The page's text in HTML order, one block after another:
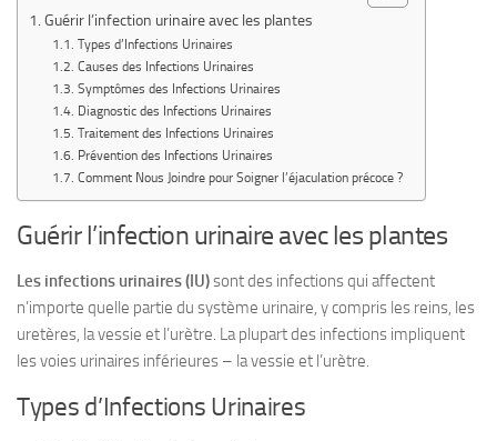
Guérir l’infection urinaire avec les plantes
Types d’Infections Urinaires
Causes des Infections Urinaires
Symptômes des Infections Urinaires
Diagnostic des Infections Urinaires
Traitement des Infections Urinaires
Prévention des Infections Urinaires
Comment Nous Joindre pour Soigner l’éjaculation précoce ?
Guérir l’infection urinaire avec les plantes
Les infections urinaires (IU)sont des infections qui affectent
n’importe quelle partie du système urinaire, y compris les reins, les
uretères, la vessie et l’urètre. La plupart des infections impliquent
les voies urinaires inférieures – la vessie et l’urètre.
Types d’Infections Urinaires